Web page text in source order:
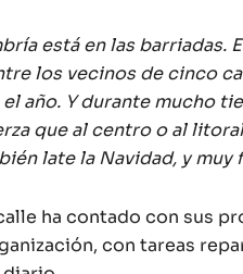
está en las barriadas.
los vecinos de cinco
año. Y durante mucho
que al centro o al
late la Navidad, y muy
ha contado con sus
con tareas